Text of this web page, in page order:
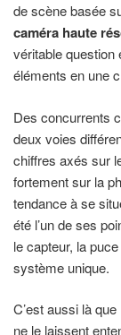
de scène basée
caméra haute
véritable
éléments en une
Des concurrents
deux voies
chiffres axés sur
fortement sur la
tendance à se
été l’un de ses
le capteur, la
système unique.
C’est aussi là
ne le laissent